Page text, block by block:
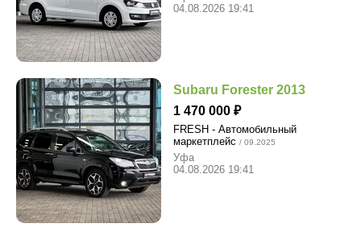
04.08.2026 19:41
Subaru Forester 2013
1 470 000
FRESH - Автомобильный
маркетплейс / 09.2025
Уфа
04.08.2026 19:41